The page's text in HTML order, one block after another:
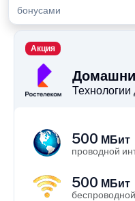
бонусами
Технологии
Акция
500 МБит
проводной
500 МБит